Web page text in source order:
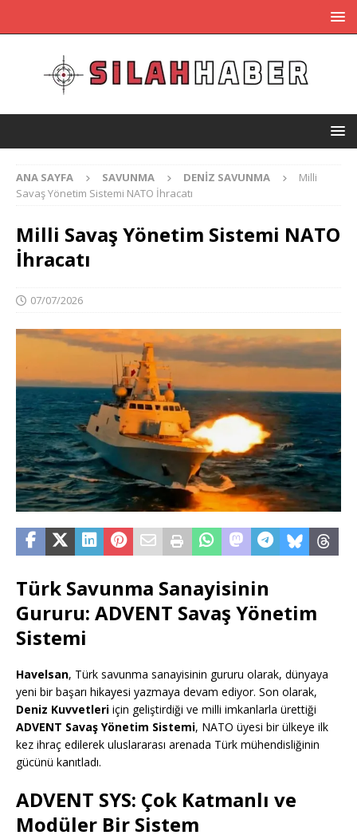
ANA SAYFA SAVUNMA DENIZ SAVUNMA
Milli
Savaş Yönetim Sistemi NATO İhracatı
Milli Savaş Yönetim Sistemi NATO
İhracatı
07/07/2026
Türk Savunma Sanayisinin
Gururu: ADVENT Savaş Yönetim
Sistemi
Havelsan, Türk savunma sanayisinin gururu olarak, dünyaya
yeni bir başarı hikayesi yazmaya devam ediyor. Son olarak,
Deniz Kuvvetleri için geliştirdiği ve milli imkanlarla ürettiği
ADVENT Savaş Yönetim Sistemi, NATO üyesi bir ülkeye ilk
kez ihraç edilerek uluslararası arenada Türk mühendisliğinin
gücünü kanıtladı.
ADVENT SYS: Çok Katmanlı ve
Modüler Bir Sistem